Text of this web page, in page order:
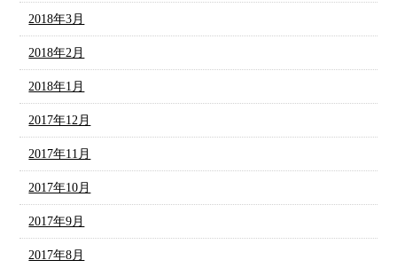
2018年3月
2018年2月
2018年1月
2017年12月
2017年11月
2017年10月
2017年9月
2017年8月